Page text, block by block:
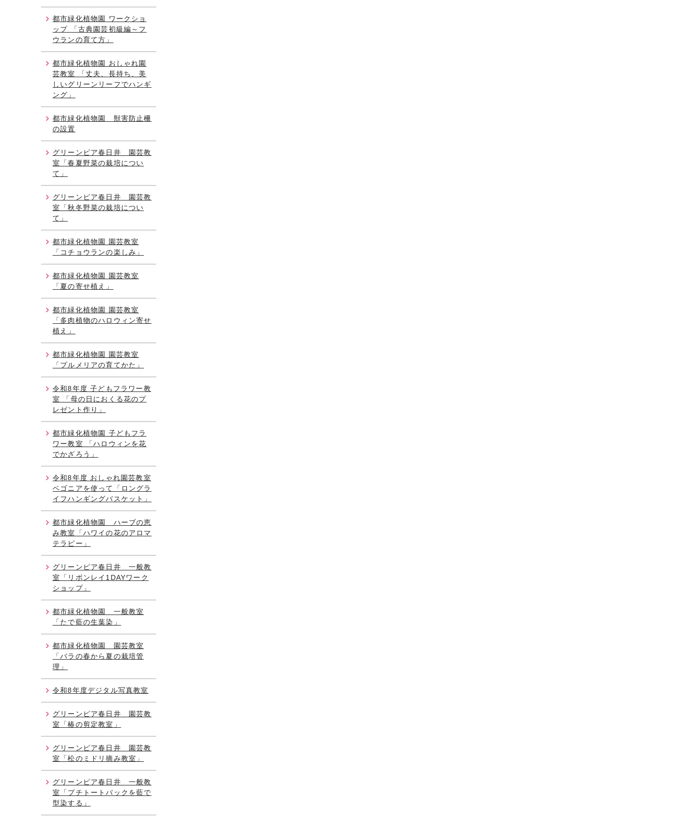
都市緑化植物園 ワークショ
ップ 「古典園芸初級編～フ
ウランの育て方」
都市緑化植物園 おしゃれ園
芸教室 「丈夫、長持ち、美
しいグリーンリーフでハンギ
ング」
都市緑化植物園 獣害防止柵
の設置
グリーンピア春日井 園芸教
室「春夏野菜の栽培につい
て」
グリーンピア春日井 園芸教
室「秋冬野菜の栽培につい
て」
都市緑化植物園 園芸教室
「コチョウランの楽しみ」
都市緑化植物園 園芸教室
「夏の寄せ植え」
都市緑化植物園 園芸教室
「多肉植物のハロウィン寄せ
植え」
都市緑化植物園 園芸教室
「プルメリアの育てかた」
令和8年度 子どもフラワー教
室 「母の日におくる花のプ
レゼント作り」
都市緑化植物園 子どもフラ
ワー教室 「ハロウィンを花
でかざろう」
令和8年度 おしゃれ園芸教室
ベゴニアを使って「ロングラ
イフハンギングバスケット」
都市緑化植物園 ハーブの恵
み教室「ハワイの花のアロマ
テラピー」
グリーンピア春日井 一般教
室「リボンレイ1DAYワーク
ショップ」
都市緑化植物園 一般教室
「たで藍の生葉染」
都市緑化植物園 園芸教室
「バラの春から夏の栽培管
理」
令和8年度デジタル写真教室
グリーンピア春日井 園芸教
室「椿の剪定教室」
グリーンピア春日井 園芸教
室「松のミドリ摘み教室」
グリーンピア春日井 一般教
室「プチトートバックを藍で
型染する」